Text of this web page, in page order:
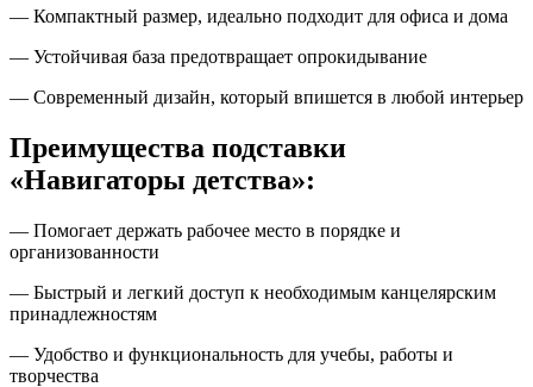
— Компактный размер, идеально подходит для офиса и дома
— Устойчивая база предотвращает опрокидывание
— Современный дизайн, который впишется в любой интерьер
Преимущества подставки
«Навигаторы детства»:
— Помогает держать рабочее место в порядке и
организованности
— Быстрый и легкий доступ к необходимым канцелярским
принадлежностям
— Удобство и функциональность для учебы, работы и
творчества